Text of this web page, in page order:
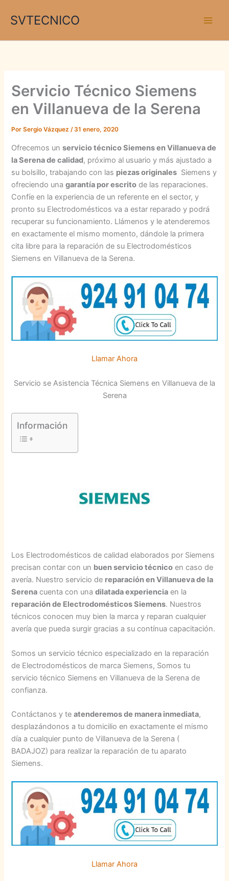
SVTECNICO
Servicio Técnico Siemens
en Villanueva de la Serena
PorSergio Vázquez/31 enero, 2020
Ofrecemos unservicio técnico Siemens en Villanueva de
la Serena de calidad, próximo al usuario y más ajustado a
su bolsillo, trabajando con las piezas originales Siemens y
ofreciendo unagarantía por escrito de las reparaciones.
Confíe en la experiencia de un referente en el sector, y
pronto su Electrodomésticos va a estar reparado y podrá
recuperar su funcionamiento. Llámenos y le atenderemos
en exactamente el mismo momento, dándole la primera
cita libre para la reparación de su Electrodomésticos
Siemens en Villanueva de la Serena.
Llamar Ahora
Servicio se Asistencia Técnica Siemens en Villanueva de la
Serena
Información
Los Electrodomésticos de calidad elaborados por Siemens
precisan contar con un buen servicio técnico en caso de
avería. Nuestro servicio de reparación en Villanueva de la
Serena cuenta con unadilatada experiencia en la
reparación de Electrodomésticos Siemens. Nuestros
técnicos conocen muy bien la marca y reparan cualquier
avería que pueda surgir gracias a su contínua capacitación.
Somos un servicio técnico especializado en la reparación
de Electrodomésticos de marca Siemens, Somos tu
servicio técnico Siemens en Villanueva de la Serena de
confianza.
Contáctanos y teatenderemos de manera inmediata,
desplazándonos a tu domicilio en exactamente el mismo
día a cualquier punto de Villanueva de la Serena (
BADAJOZ) para realizar la reparación de tu aparato
Siemens.
Llamar Ahora